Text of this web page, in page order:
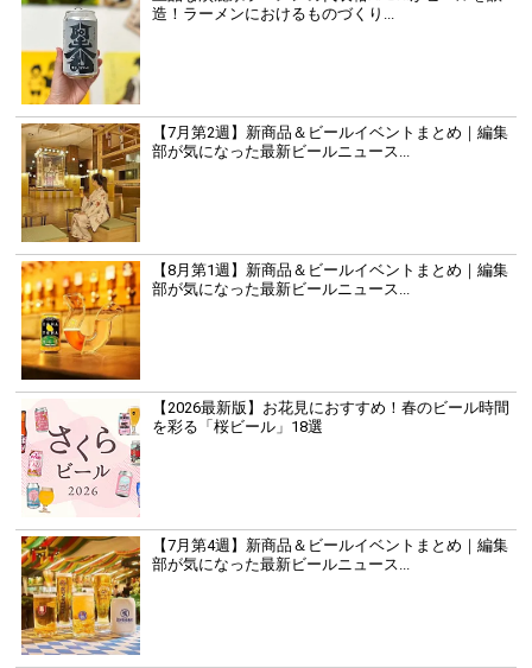
造！ラーメンにおけるものづくり...
【7月第2週】新商品＆ビールイベントまとめ｜編集
部が気になった最新ビールニュース...
【8月第1週】新商品＆ビールイベントまとめ｜編集
部が気になった最新ビールニュース...
【2026最新版】お花見におすすめ！春のビール時間
を彩る「桜ビール」18選
【7月第4週】新商品＆ビールイベントまとめ｜編集
部が気になった最新ビールニュース...